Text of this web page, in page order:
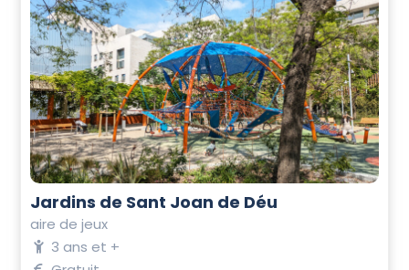
Jardins de Sant Joan de Déu
aire de jeux
3 ans et +